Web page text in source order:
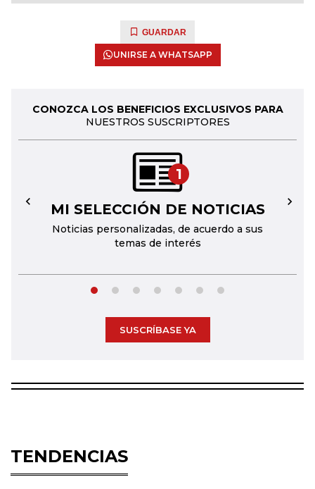
GUARDAR
UNIRSE A WHATSAPP
CONOZCA LOS BENEFICIOS EXCLUSIVOS PARA
NUESTROS SUSCRIPTORES
1
MI SELECCIÓN DE NOTICIAS
Noticias personalizadas, de acuerdo a sus
temas de interés
← →
SUSCRÍBASE YA
TENDENCIAS